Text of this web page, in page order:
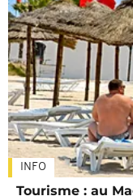
INFO
Tourisme : au